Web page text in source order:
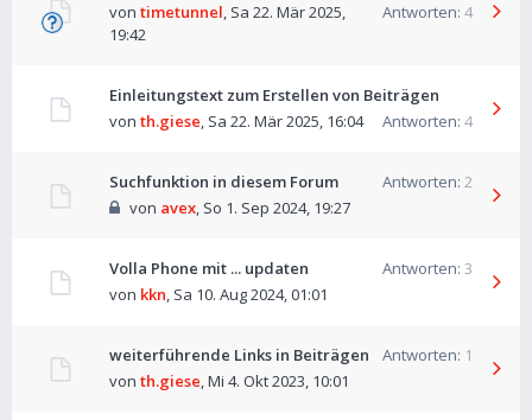
Antworten: 4
von timetunnel, Sa 22. Mär 2025,
19:42
Einleitungstext zum Erstellen von Beiträgen
Antworten: 4
von th.giese, Sa 22. Mär 2025, 16:04
Suchfunktion in diesem Forum Antworten: 2
von avex, So 1. Sep 2024, 19:27
Volla Phone mit ... updaten Antworten: 3
von kkn, Sa 10. Aug 2024, 01:01
weiterführende Links in Beiträgen Antworten: 1
von th.giese,Mi 4. Okt 2023, 10:01